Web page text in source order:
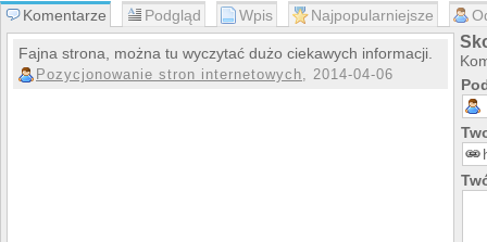
Komentarze Podgląd Wpis Najpopularniejsze
Fajna strona, można tu wyczytać dużo ciekawych informacji.
Pozycjonowanie stron internetowych, 2014-04-06